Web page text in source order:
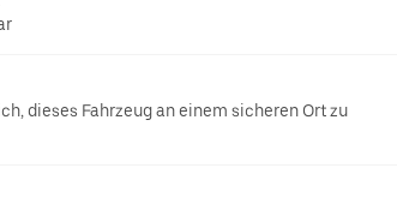
dieses Fahrzeug an einem sicheren Ort zu